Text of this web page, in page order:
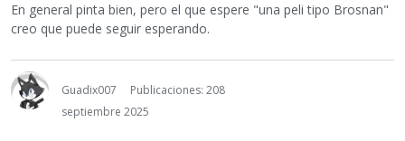
En general pinta bien, pero el que espere "una peli tipo Brosnan"
creo que puede seguir esperando.
Guadix007
Publicaciones: 208
septiembre 2025